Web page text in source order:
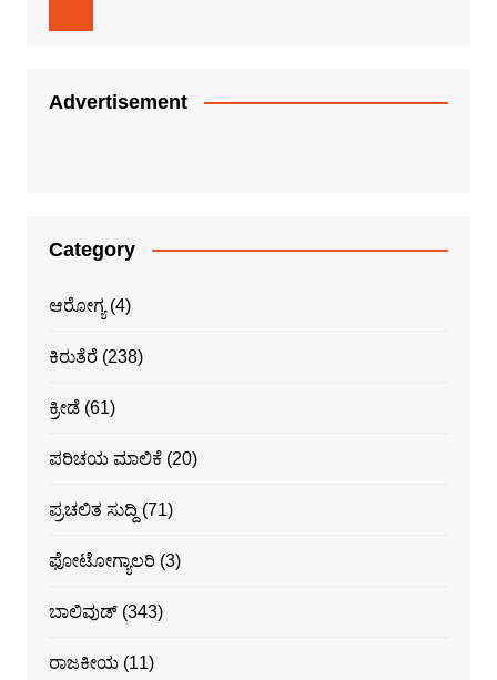
Advertisement
Category
ಆರೋಗ್ಯ(4)
ಕಿರುತೆರೆ(238)
ಕ್ರೀಡೆ(61)
ಪರಿಚಯ ಮಾಲಿಕೆ(20)
ಪ್ರಚಲಿತ ಸುದ್ದಿ (71)
ಫೋಟೋಗ್ಯಾಲರಿ(3)
ಬಾಲಿವುಡ್(343)
ರಾಜಕೀಯ(11)